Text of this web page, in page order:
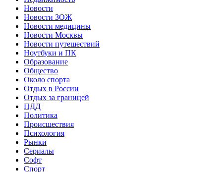
Новости
Новости ЗОЖ
Новости медицины
Новости Москвы
Новости путешествий
Ноутбуки и ПК
Образование
Общество
Около спорта
Отдых в России
Отдых за границей
ПДД
Политика
Происшествия
Психология
Рынки
Сериалы
Софт
Спорт